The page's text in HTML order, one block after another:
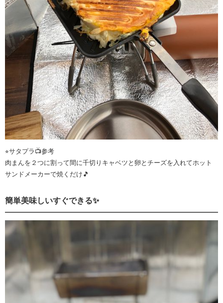
⭐︎サタプラ📺参考
肉まんを２つに割って間に千切りキャベツと卵とチーズを入れてホット
サンドメーカーで焼くだけ🎵
簡単美味しいすぐできる✨